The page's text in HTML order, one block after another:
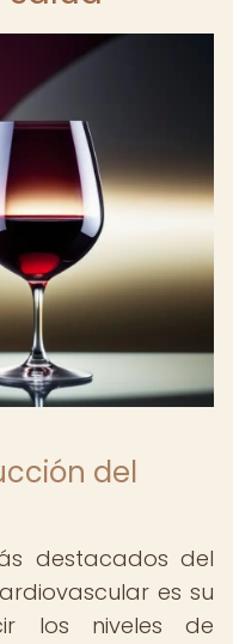
del
destacados del
es su
los niveles de